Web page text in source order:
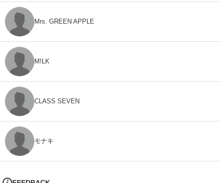
Mrs. GREEN APPLE
M!LK
CLASS SEVEN
モナキ